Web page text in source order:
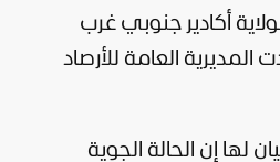
أكادير جنوبي غرب
المديرية العامة للأرصاد
لها إن الحالة الجوية